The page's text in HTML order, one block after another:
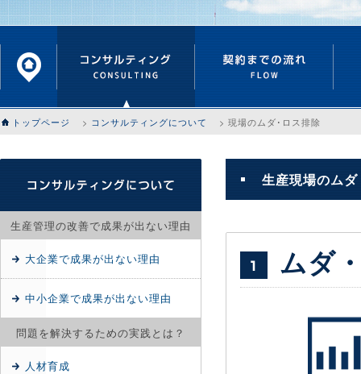
トップページ > コンサルティングについて > 現場のムダ･ロス排除
生産管理の改善で成果が出ない理由
大企業で成果が出ない理由
中小企業で成果が出ない理由
問題を解決するための実践とは？
人材育成
生産現場のム
ムダ